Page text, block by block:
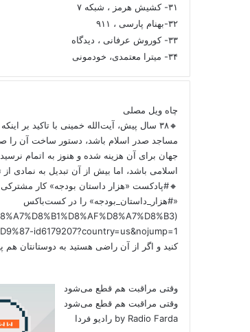
۳۱- کشیش هرمز ، شبکه ۷
۳۲-بهنام پارسی ، ۹۱۱
۳۳- کوروش عرفانی ، دیدگاه
۳۴- میترا معتمدی، خودمونی
چاه ویل مصلی
🔸۳۸ سال پیش، آیت‌الله خمینی با تاکید بر
مساجد صدر اسلام باشد، دستور ساخت آن را
جهان برای آن هزینه شده و هنوز به اتمام
اسلامی باشد، اما بیش از آن تبدیل به نمادی
🔸#پادکست «هزار داستان بودجه» کار
«#هزار_داستان_بودجه» را در کست‌باکس
کنید و اگر از آن راضی هستید به دوستانتان هم
وقتی مراقبت هم قطع می‌شود
وقتی مراقبت هم قطع می‌شود
by Radio Farda رادیو فردا